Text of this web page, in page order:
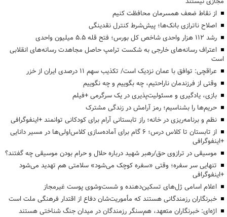
از نقاط ضعف همسرمان محافظت کنیم
اصلاح ناترازی بانک‌ها؛ پیش‌شرط کنترل نقدینگی
رشد ۱۱۲ هزار واحدی شاخص کل بورس؛ فتح قله ۵.۵ میلیون واحدی
اعتراف رسانه‌های خارجی به شکست ترامپ حاصل مجاهدت رسانه‌های انقلابی
است
عراقچی: توافق با عمان نزدیک است/ تکذیب سهم ۱۱ درصدی ایران از خزر
وقتی از فرزندمان ناراحتیم، چه بگوییم و چه نگوییم
بازی، یادگیری و مسئولیت‌پذیری در یک سرگرمی +فیلم
حریم‌ها را بشناسیم؛ رمز آرامش در زندگی مشترک
نظم و برنامه‌ریزی در خانه؛ راز تابستانی آرام برای کودکانی توانمند +اینفوگرافی
از تابستان تا کلاس درس؛ ۶ گام برای آماده‌سازی کلاس‌اولی‌ها در مسیر دانایی
+اینفوگرافی
موسیقی در ترازوی حق/رهبر شهید درباره حلال و حرام بودن موسیقی چه گفتند؟
تنهایی سر سفره؛ وقتی «سفره کوچک می‌شود» سلامتی هم تهدید می‌شود
+اینفوگرافی
اعلام اسامی ژل‌های تسکین‌دهنده و شست‌وشوی پوست غیرمجاز
خبرنگاران رزمندگانی هستند که مأموریت‌شان دفاع از اقتدار فرهنگی ملت است
اژه‌ای: خبرنگاران متعهد، هم‌سنگر رزمندگان در میدان جنگ شناختی هستند